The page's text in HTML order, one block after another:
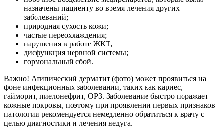
назначены пациенту во время лечения других
заболеваний;
природная сухость кожи;
частые переохлаждения;
нарушения в работе ЖКТ;
дисфункция нервной системы;
гормональный сбой.
Важно! Атипический дерматит (фото) может проявиться на
фоне инфекционных заболеваний, таких как кариес,
гайморит, пиелонефрит, ОРЗ. Заболевание быстро поражает
кожные покровы, поэтому при проявлении первых признаков
патологии рекомендуется немедленно обратиться к врачу с
целью диагностики и лечения недуга.